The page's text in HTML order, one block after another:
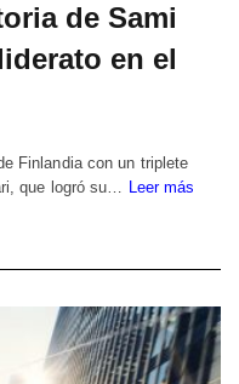
de Sami
en el
Finlandia con un triplete
que logró su… Leer más